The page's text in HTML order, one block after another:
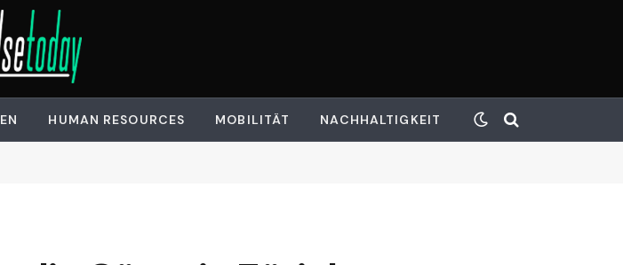
HUMAN RESOURCES MOBILITÄT NACHHALTIGKEIT